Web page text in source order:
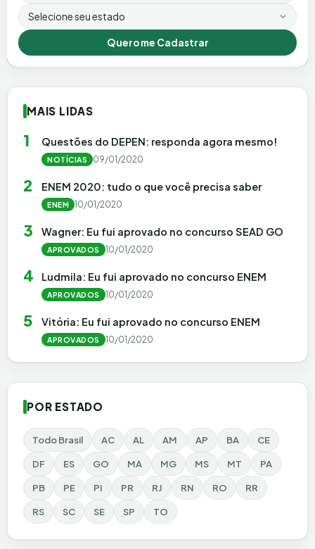
Estado
Quero me Cadastrar
MAIS LIDAS
1 Questões do DEPEN: responda agora mesmo!
NOTÍCIAS 09/01/2020
2 ENEM 2020: tudo o que você precisa saber
ENEM 10/01/2020
3 Wagner: Eu fui aprovado no concurso SEAD GO
APROVADOS 10/01/2020
4 Ludmila: Eu fui aprovado no concurso ENEM
APROVADOS 10/01/2020
5 Vitória: Eu fui aprovado no concurso ENEM
APROVADOS 10/01/2020
POR ESTADO
Todo Brasil AC AL AM AP BA CE
DF ES GO MA MG MS MT PA
PB PE PI PR RJ RN RO RR
RS SC SE SP TO